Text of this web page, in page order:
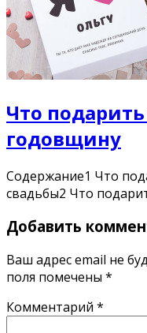
Что
годовщину
Содержание1 Что
свадьбы2 Что
Добавить
Ваш адрес email не
поля помечены *
Комментарий *